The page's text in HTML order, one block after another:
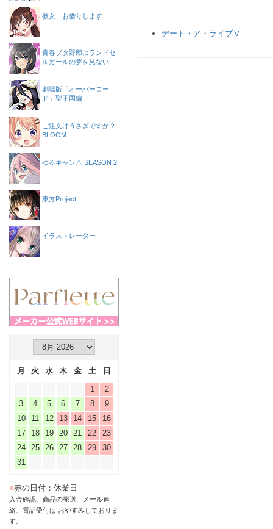
デート・ア・ライブⅤ
彼女、お借りします
青春ブタ野郎はランドセ
ルガールの夢を見ない
劇場版「オーバーロー
ド」聖王国編
ご注文はうさぎですか？
BLOOM
ゆるキャン△ SEASON 2
東方Project
イラストレーター
月 火 水 木 金 土
日
1
2
3
4 5 6 7 8
9
10
11 12 13 14 15
16
17
18 19 20 21 22
23
24
25 26 27 28 29
30
31
■赤の日付：休業日
入金確認、商品の発送、メール連
絡、電話受付は おやすみしておりま
す。